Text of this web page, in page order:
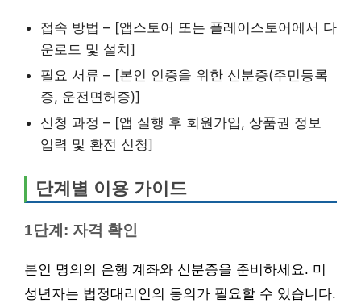
접속 방법 – [앱스토어 또는 플레이스토어에서 다
운로드 및 설치]
필요 서류 – [본인 인증을 위한 신분증(주민등록
증, 운전면허증)]
신청 과정 – [앱 실행 후 회원가입, 상품권 정보
입력 및 환전 신청]
단계별 이용 가이드
1단계: 자격 확인
본인 명의의 은행 계좌와 신분증을 준비하세요. 미
성년자는 법정대리인의 동의가 필요할 수 있습니다.